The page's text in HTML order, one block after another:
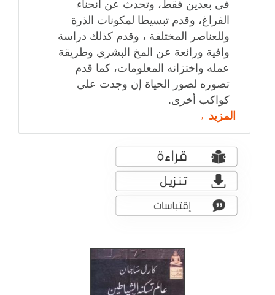
في بعدين فقط، وتحدث عن انحناء
الفراغ، وقدم تبسيطا لمكونات الذرة
وللعناصر المختلفة ، وقدم كذلك دراسة
وافية ورائعة عن المخ البشري وطريقة
عمله واختزانه المعلومات، كما قدم
تصوره لصور الحياة إن وجدت على
كواكب أخرى.
المزيد →